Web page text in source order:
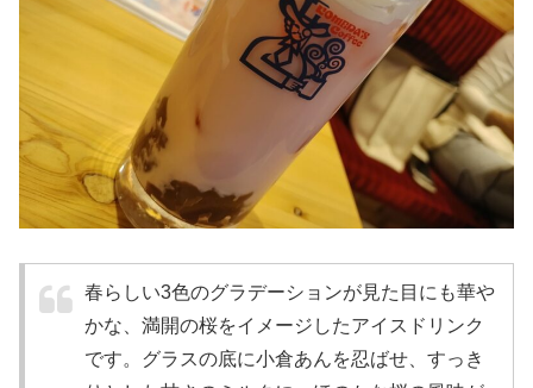
春らしい3色のグラデーションが見た目にも華や
かな、満開の桜をイメージしたアイスドリンク
です。グラスの底に小倉あんを忍ばせ、すっき